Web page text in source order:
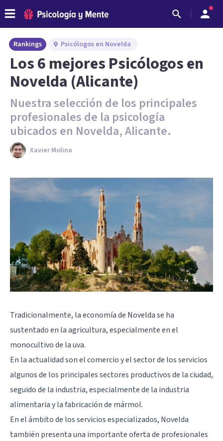
Rankings Psicólogos en Novelda
Los 6 mejores Psicólogos en
Novelda (Alicante)
Nuestra selección de los principales
profesionales de la psicología
ubicados en Novelda, Alicante.
Xavier Molina
Tradicionalmente, la economía de Novelda se ha
sustentado en la agricultura, especialmente en el
monocultivo de la uva.
En la actualidad son el comercio y el sector de los servicios
algunos de los principales sectores productivos de la ciudad,
seguido de la industria, especialmente de la industria
alimentaria y la fabricación de mármol.
En el ámbito de los servicios especializados, Novelda
también presenta una importante oferta de profesionales